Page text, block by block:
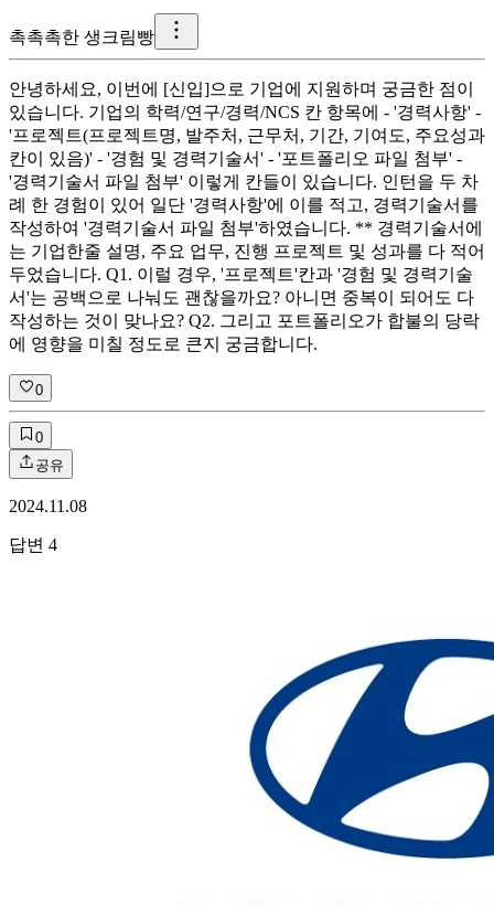
촉촉촉한 생크림빵
안녕하세요, 이번에 [신입]으로 기업에 지원하며 궁금한 점이
있습니다. 기업의 학력/연구/경력/NCS 칸 항목에 - '경력사항' -
'프로젝트(프로젝트명, 발주처, 근무처, 기간, 기여도, 주요성과
칸이 있음)' - '경험 및 경력기술서' - '포트폴리오 파일 첨부' -
'경력기술서 파일 첨부' 이렇게 칸들이 있습니다. 인턴을 두 차
례 한 경험이 있어 일단 '경력사항'에 이를 적고, 경력기술서를
작성하여 '경력기술서 파일 첨부'하였습니다. ** 경력기술서에
는 기업한줄 설명, 주요 업무, 진행 프로젝트 및 성과를 다 적어
두었습니다. Q1. 이럴 경우, '프로젝트'칸과 '경험 및 경력기술
서'는 공백으로 나눠도 괜찮을까요? 아니면 중복이 되어도 다
작성하는 것이 맞나요? Q2. 그리고 포트폴리오가 합불의 당락
에 영향을 미칠 정도로 큰지 궁금합니다.
0
0
공유
2024.11.08
답변 4